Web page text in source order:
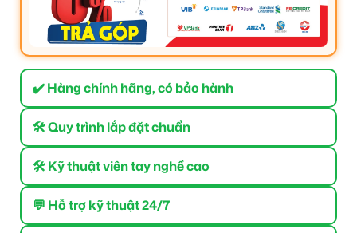
✔️ Hàng chính hãng, có bảo hành
🛠 Quy trình lắp đặt chuẩn
🛠 Kỹ thuật viên tay nghề cao
💬 Hỗ trợ kỹ thuật 24/7